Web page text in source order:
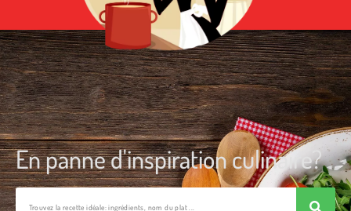
En panne d'inspiration culinaire?